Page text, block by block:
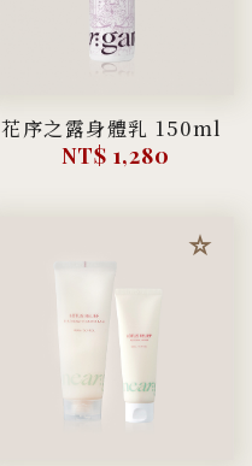
花序之露身體乳 150ml
NT$ 1,280